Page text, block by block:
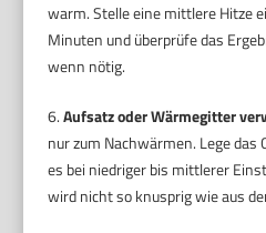
warm. Stelle eine mittlere Hitze
Minuten und überprüfe das
wenn nötig.
6.Aufsatz oder Wärmegitter
nur zum Nachwärmen. Lege
es bei niedriger bis mittlerer
wird nicht so knusprig wie aus